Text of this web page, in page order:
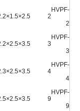
HVPF-
2
2
2.5×1.5×2.2
HVPF-
3
3
3.5×2.5×2.2
HVPF-
4
4
3.5×2.5×2.3
HVPF-
9
9
3.5×2.5×2.5